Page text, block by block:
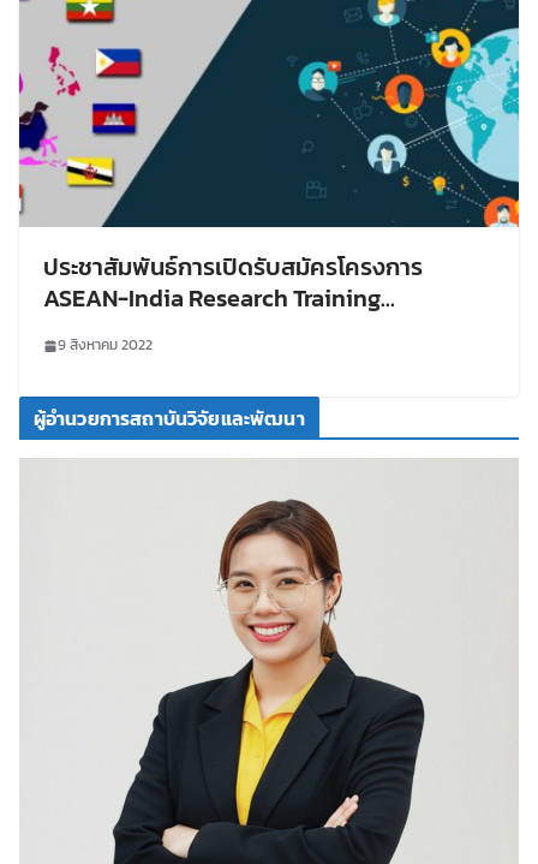
ประชาสัมพันธ์การเปิดรับสมัครโครงการ
ASEAN-India Research Training
Fellowship (AIRTF) 2022
9 สิงหาคม 2022
ผู้อำนวยการสถาบันวิจัยและพัฒนา